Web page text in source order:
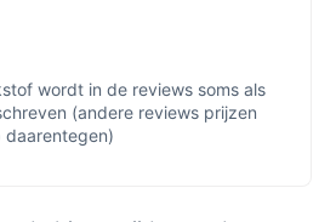
wordt in de reviews soms als
(andere reviews prijzen